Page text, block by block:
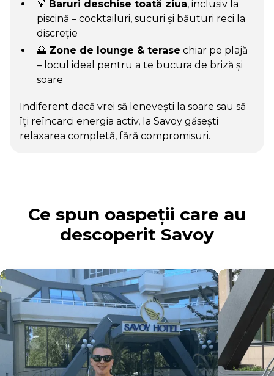
🍹 Baruri deschise toată ziua, inclusiv la
piscină – cocktailuri, sucuri și băuturi reci la
discreție
🌅 Zone de lounge & terase chiar pe plajă
– locul ideal pentru a te bucura de briză și
soare
Indiferent dacă vrei să lenevești la soare sau să
îți reîncarci energia activ, la Savoy găsești
relaxarea completă, fără compromisuri.
Ce spun oaspeții care au
descoperit Savoy